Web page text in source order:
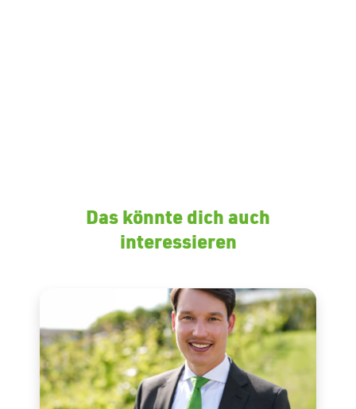
Das könnte dich auch
interessieren